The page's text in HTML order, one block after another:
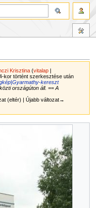
Krisztina (vitalap |
kor történt szerkesztése után
kereszt
országúton áll. == A
(eltér) | Újabb változat→